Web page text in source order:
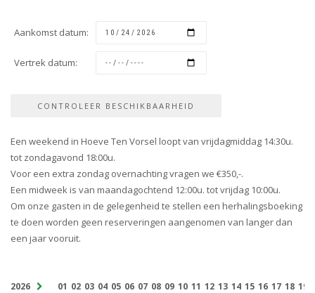
Aankomst datum:
Vertrek datum:
Een weekend in Hoeve Ten Vorsel loopt van vrijdagmiddag 14:30u.
tot zondagavond 18:00u.
Voor een extra zondag overnachting vragen we €350,-.
Een midweek is van maandagochtend 12:00u. tot vrijdag 10:00u.
Om onze gasten in de gelegenheid te stellen een herhalingsboeking
te doen worden geen reserveringen aangenomen van langer dan
een jaar vooruit.
2026 01 02 03 04 05 06 07 08 09 10 11 12 13 14 15 16 17 18 19